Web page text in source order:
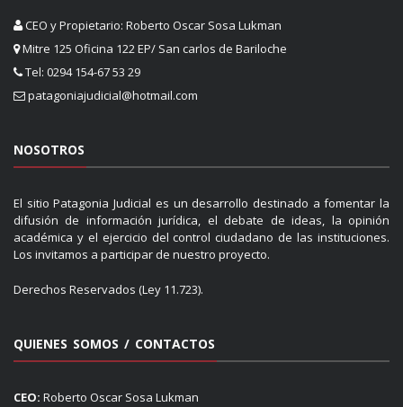
CEO y Propietario: Roberto Oscar Sosa Lukman
Mitre 125 Oficina 122 EP/ San carlos de Bariloche
Tel: 0294 154-67 53 29
patagoniajudicial@hotmail.com
NOSOTROS
El sitio Patagonia Judicial es un desarrollo destinado a fomentar la
difusión de información jurídica, el debate de ideas, la opinión
académica y el ejercicio del control ciudadano de las instituciones.
Los invitamos a participar de nuestro proyecto.
Derechos Reservados (Ley 11.723).
QUIENES SOMOS / CONTACTOS
CEO: Roberto Oscar Sosa Lukman